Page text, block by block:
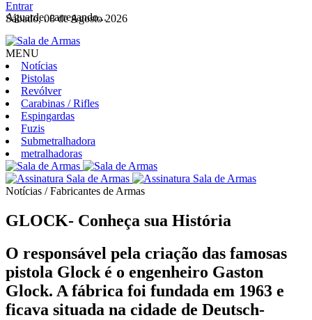
Aguarde, carregando...
Entrar
Sábado, 08 de Agosto 2026
MENU
Notícias
Pistolas
Revólver
Carabinas / Rifles
Espingardas
Fuzis
Submetralhadora
metralhadoras
Notícias / Fabricantes de Armas
GLOCK- Conheça sua História
O responsável pela criação das famosas
pistola Glock é o engenheiro Gaston
Glock. A fábrica foi fundada em 1963 e
ficava situada na cidade de Deutsch-